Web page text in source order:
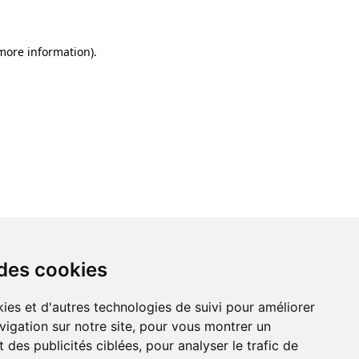
cookies
et d'autres technologies de suivi pour améliorer
sur notre site, pour vous montrer un
des publicités ciblées, pour analyser le trafic de
information).